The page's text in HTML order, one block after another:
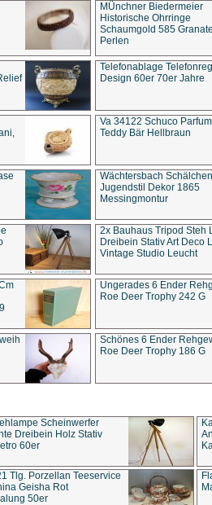
MÜnchner Biedermeier
Historische Ohrringe
Schaumgold 585
Perlen
Telefonablage
Design 60er 70er Jahre
Va 34122 Schuco
Teddy Bär Hellbraun
Wächtersbach Schälchen
Jugendstil Dekor 1865
Messingmontur
2x Bauhaus Tripod Steh
Dreibein Stativ Art Deco
Vintage Studio Leucht
Ungerades 6 Ender
Roe Deer Trophy 242 G
Schönes 6 Ender
Roe Deer Trophy 186 G
Scheinwerfer
Dreibein Holz Stativ
60er
Tlg. Porzellan Teeservice
Geisha Rot
50er